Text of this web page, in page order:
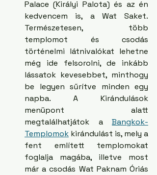
Palace (Királyi Palota) és az én
kedvencem is, a Wat Saket.
Természetesen, több
templomot és csodás
történelmi látnivalókat lehetne
még ide felsorolni, de inkább
lássatok kevesebbet, minthogy
be legyen sűrítve minden egy
napba. A Kirándulások
menüpont alatt
megtalálhatjátok a Bangkok-
Templomok kirándulást is, mely a
fent említett templomokat
foglalja magába, illetve most
már a csodás Wat Paknam Óriás